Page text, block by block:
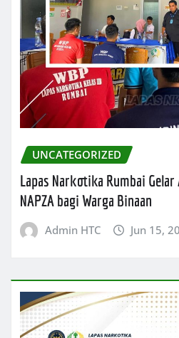
UNCATEGORIZED
Lapas Narkotika Rumbai Gelar
NAPZA bagi Warga Binaan
Admin HTC Jun 15,